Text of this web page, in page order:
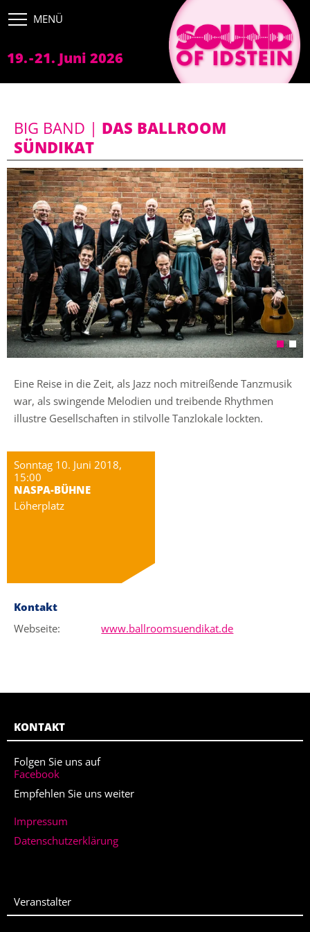
FESTIVAL
Sponsoren
Anfahrt
PROGRAMM
SERVICE
IMPRESSUM
19.-21. Juni 2026
BIG BAND | DAS BALLROOM
SÜNDIKAT
Eine Reise in die Zeit, als Jazz noch mitreißende Tanzmusik
war, als swingende Melodien und treibende Rhythmen
illustre Gesellschaften in stilvolle Tanzlokale lockten.
Sonntag 10. Juni 2018,
15:00
NASPA-BÜHNE
Löherplatz
Kontakt
Webseite:
www.ballroomsuendikat.de
KONTAKT
Folgen Sie uns auf
Facebook
Empfehlen Sie uns weiter
Impressum
Datenschutzerklärung
Veranstalter